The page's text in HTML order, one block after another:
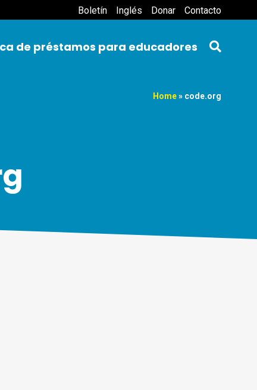
Boletín Inglés Donar Contacto
de préstamos para educadores
Home» code.org